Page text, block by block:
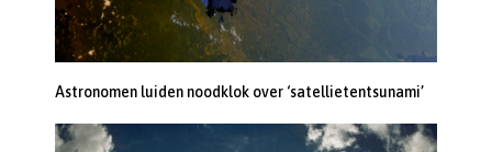
Astronomen luiden noodklok over ‘satellietentsunami’